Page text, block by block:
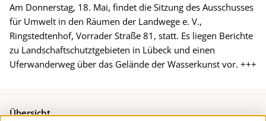
Am Donnerstag, 18. Mai, findet die Sitzung des Ausschusses
für Umwelt in den Räumen der Landwege e. V.,
Ringstedtenhof, Vorrader Straße 81, statt. Es liegen Berichte
zu Landschaftschutztgebieten in Lübeck und einen
Uferwanderweg über das Gelände der Wasserkunst vor. +++
Übersicht